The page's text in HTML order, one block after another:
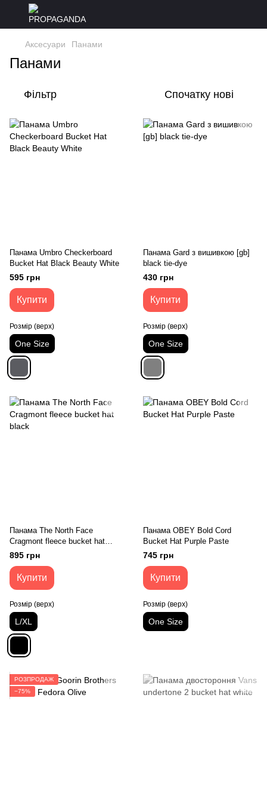
Аксесуари Панами
Панами
Фільтр Спочатку нові
Панама Umbro Checkerboard
Bucket Hat Black Beauty White
595 грн
Купити
Розмір (верх)
One Size
Панама Gard з вишивкою [gb]
black tie-dye
430 грн
Купити
Розмір (верх)
One Size
Панама The North Face
Cragmont fleece bucket hat
black
895 грн
Купити
Розмір (верх)
L/XL
Панама OBEY Bold Cord
Bucket Hat Purple Paste
745 грн
Купити
Розмір (верх)
One Size
РОЗПРОДАЖ
−75%